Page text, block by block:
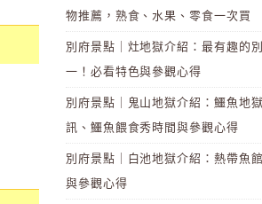
物推薦，熟食、水果、零食一次買
別府景點｜灶地獄介紹：最有趣的
一！必看特色與參觀心得
別府景點｜鬼山地獄介紹：鱷魚地
訊、鱷魚餵食秀時間與參觀心得
別府景點｜白池地獄介紹：熱帶魚
與參觀心得